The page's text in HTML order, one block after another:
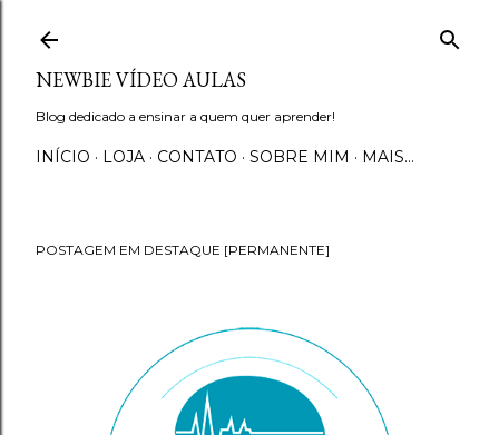
NEWBIE VÍDEO AULAS
Blog dedicado a ensinar a quem quer aprender!
INÍCIO LOJA CONTATO SOBRE MIM MAIS…
POSTAGEM EM DESTAQUE [PERMANENTE]